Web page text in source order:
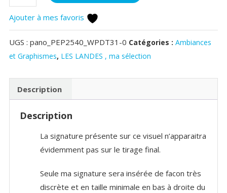
de
Bassin
d'Arcachon
du
côté
Ajouter à mes favoris
UGS : pano_PEP2540_WPDT31-0 Catégories : Ambiances
et Graphismes, LES LANDES , ma sélection
Description
Description
La signature présente sur ce visuel n’apparaitra
évidemment pas sur le tirage final.
Seule ma signature sera insérée de facon très
discrète et en taille minimale en bas à droite du